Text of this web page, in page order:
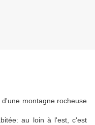
montagne rocheuse
au loin à l'est, c'est